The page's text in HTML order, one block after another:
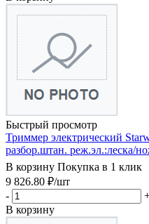
Быстрый просмотр
Триммер электрический
разбор.штан. реж.эл.:леска/
В корзину Покупка в 1 клик
9 826.80 ₽/шт
-
В корзину